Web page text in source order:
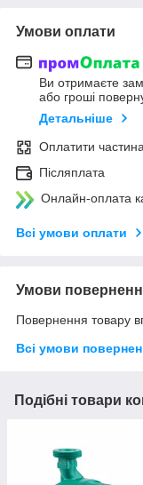
Умови оплати
Ви отримаєте
або гроші
Детальніше
Оплатити
Післяплата
Онлайн-оплата
Всі умови оплати
Умови
Повернення товару
Всі умови
Подібні товари